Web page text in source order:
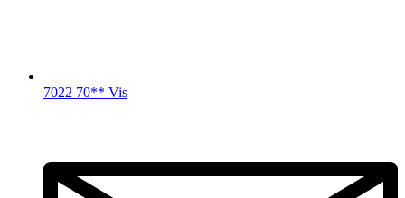
7022 70** Vis